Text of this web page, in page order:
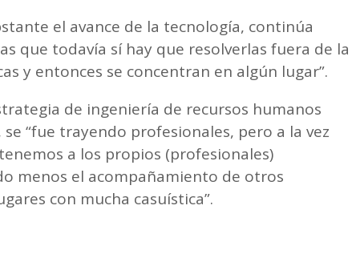
el avance de la tecnología, continúa
que todavía sí hay que resolverlas fuera de la
y entonces se concentran en algún lugar”.
de ingeniería de recursos humanos
“fue trayendo profesionales, pero a la vez
a los propios (profesionales)
menos el acompañamiento de otros
con mucha casuística”.